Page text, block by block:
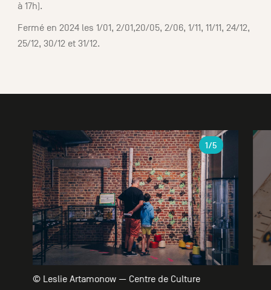
à 17h).
Fermé en 2024 les 1/01, 2/01,20/05, 2/06, 1/11, 11/11, 24/12,
25/12, 30/12 et 31/12.
Galerie
© Leslie Artamonow — Centre de Culture
1/5